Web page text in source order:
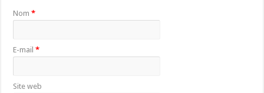
Nom*
E-mail*
Site web